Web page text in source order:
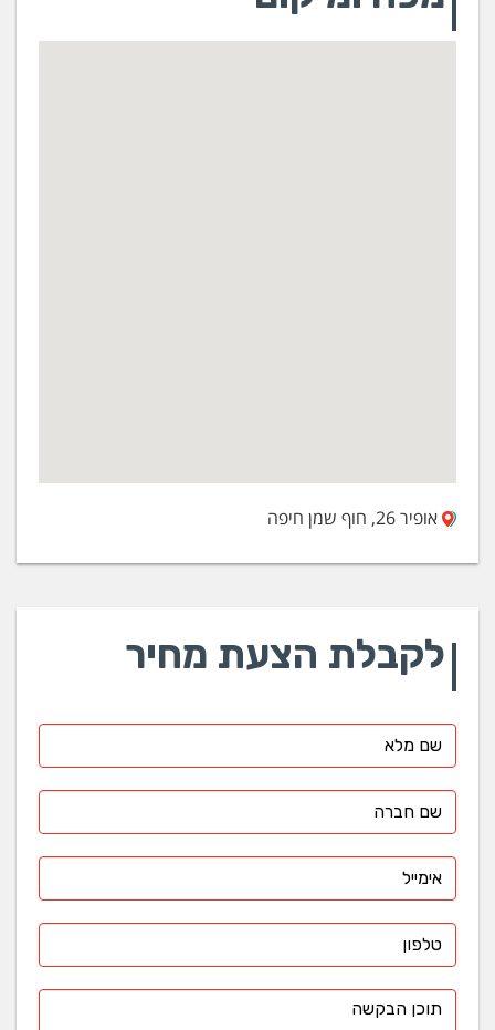
אופיר 26, חוף שמן חיפה
לקבלת הצעת מחיר